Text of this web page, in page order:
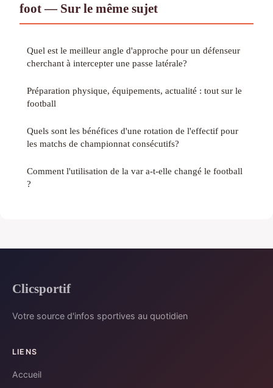
foot — Sur le même sujet
Quel est le meilleur angle d'approche pour un défenseur
cherchant à intercepter une passe latérale?
Préparation physique, équipements, actualité : tout sur le
football
Quels sont les bénéfices d'une rotation de l'effectif pour
les matchs de championnat consécutifs?
Comment l'utilisation de la var a-t-elle changé le football
?
Clicsportif
Votre source d'infos sportives au quotidien
LIENS
Accueil